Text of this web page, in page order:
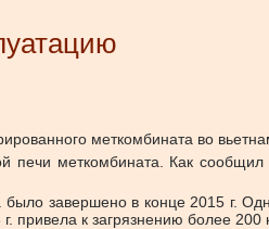
меткомбината во
печи меткомбината. Как сообщил
завершено в конце 2015 г.
привела к загрязнению более